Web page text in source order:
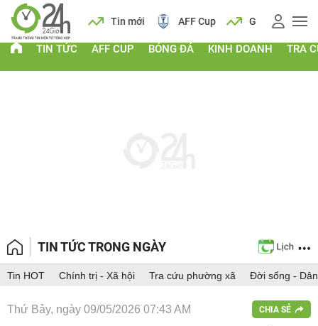
Lịch Tin mới AFF Cup Giá vàng
TIN TỨC AFF CUP BÓNG ĐÁ KINH DOANH TRA
TIN TỨC TRONG NGÀY
Tin HOT Chính trị - Xã hội Tra cứu phường xã Đời sống -
Thứ Bảy, ngày 09/05/2026 07:43 AM CHIA SẺ